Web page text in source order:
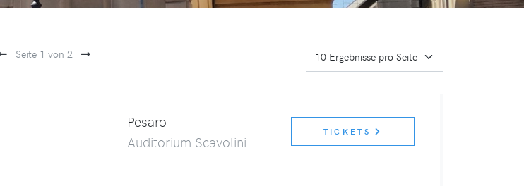
Seite 1 von 2
Pesaro
Auditorium Scavolini
TICKETS